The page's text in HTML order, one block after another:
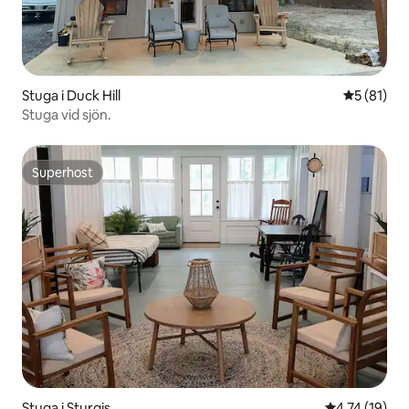
Stuga i Duck Hill 5 av 5 i
5 (81)
Stuga vid sjön.
Superhost
Superhost